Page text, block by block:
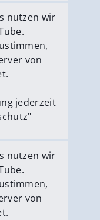
nutzen wir
von
jederzeit
nutzen wir
von